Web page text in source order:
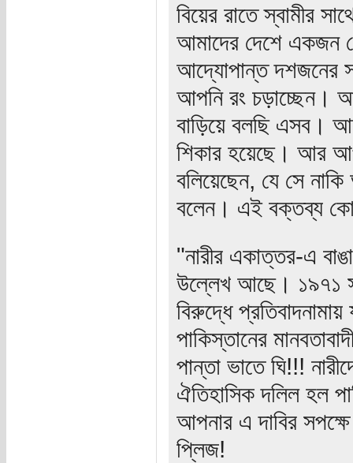
বিয়ের রাতে স্বামীর
আমাদের দেশে একজন
আদ্যোপান্ত দশজনের
আপনি রং চড়াচ্ছেন।
বাড়িয়ে বলছি এসব।
শিকার হয়েছে। আর
বলিয়েছেন, যে সে
বলেন। এই বক্তব্য
"নারীর একাত্তর-এ
উল্লেখ আছে। ১৯৭১
বিরুদ্ধে
পাকিস্তানের
পান্তা ভাতে ঘি!!!
ঐতিহাসিক দলিল হল
আপনার এ দাবির
প্লিজ!